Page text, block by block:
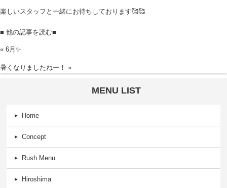
楽しいスタッフと一緒にお待ちしております🥰🥰
■ 他の記事を読む■
« 6月✨
暑くなりましたねー！ »
MENU LIST
Home
Concept
Rush Menu
Hiroshima